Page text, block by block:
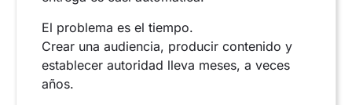
El problema es el tiempo.
Crear una audiencia, producir contenido y
establecer autoridad lleva meses, a veces
años.